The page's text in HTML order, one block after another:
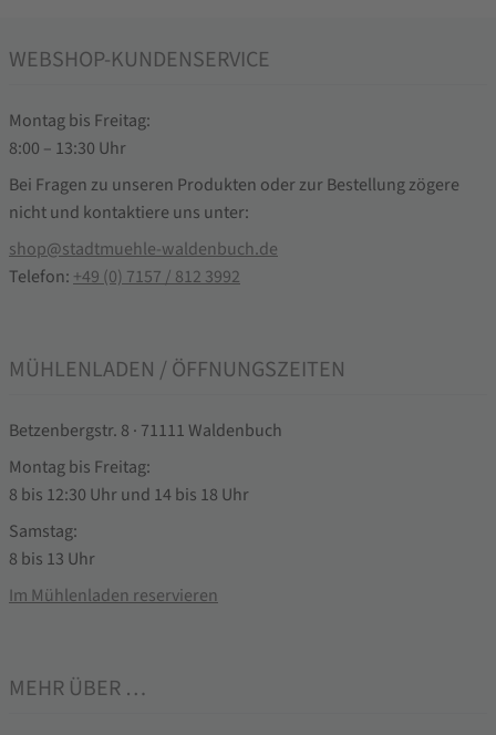
WEBSHOP-KUNDENSERVICE
Montag bis Freitag:
8:00 – 13:30 Uhr
Bei Fragen zu unseren Produkten oder zur Bestellung zögere
nicht und kontaktiere uns unter:
shop@stadtmuehle-waldenbuch.de
Telefon: +49 (0) 7157 / 812 3992
MÜHLENLADEN / ÖFFNUNGSZEITEN
Betzenbergstr. 8 · 71111 Waldenbuch
Montag bis Freitag:
8 bis 12:30 Uhr und 14 bis 18 Uhr
Samstag:
8 bis 13 Uhr
Im Mühlenladen reservieren
MEHR ÜBER …